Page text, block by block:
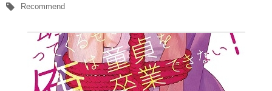
Recommend